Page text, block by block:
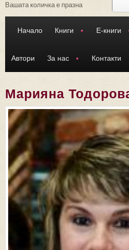
Вашата количка е празна
Начало Книги Е-книги
Автори За нас Контакти
Марияна